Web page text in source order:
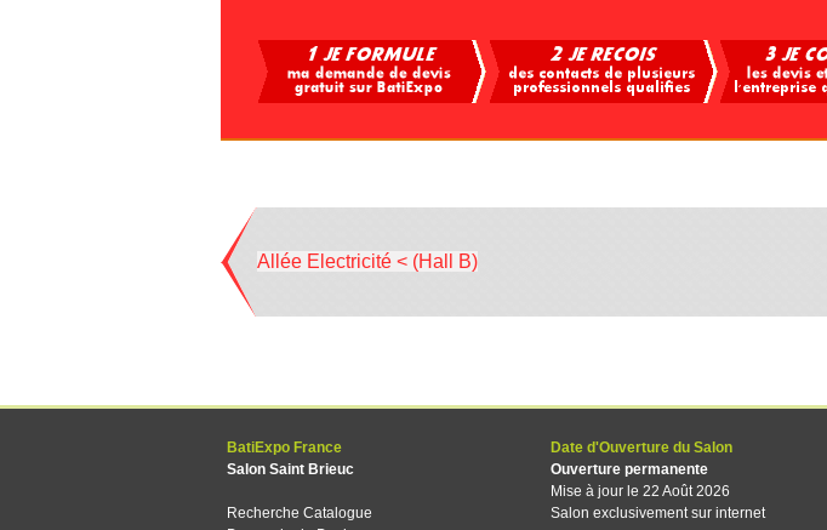
Allée Electricité < (Hall B)
BatiExpo France
Salon Saint Brieuc
Recherche Catalogue
Date d'Ouverture du Salon
Ouverture permanente
Mise à jour le 22 Août 2026
Salon exclusivement sur internet